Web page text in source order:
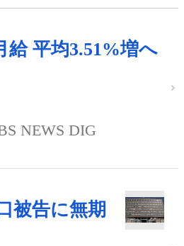
給 平均3.51%増へ
NEWS DIG
被告に無期